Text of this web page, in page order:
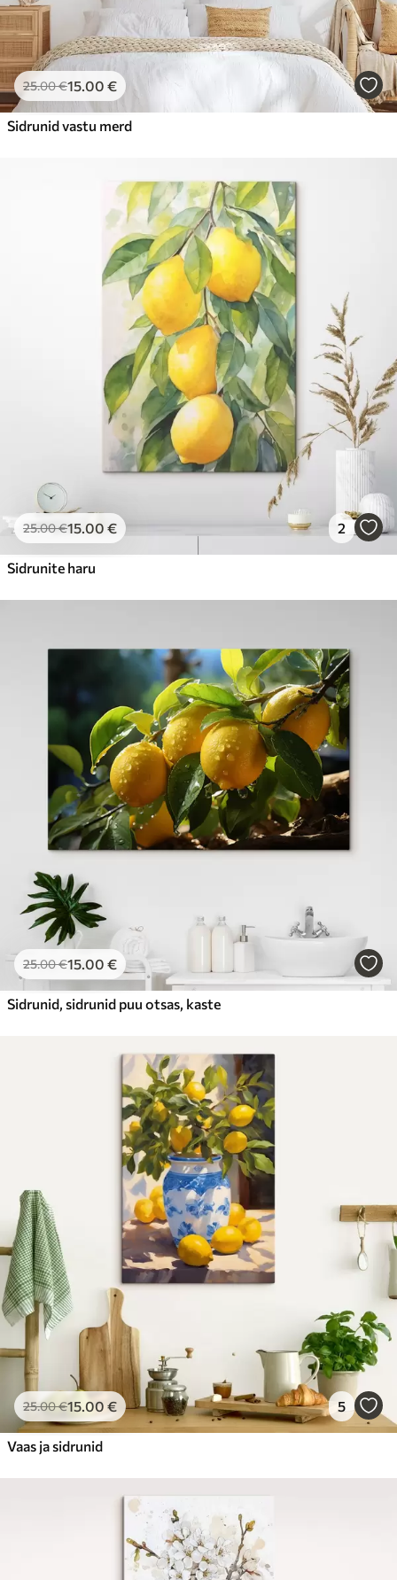
25.00€15.00 €
Sidrunid vastu merd
25.00€15.00 € 2
Sidrunite haru
25.00€15.00 €
Sidrunid, sidrunid puu otsas, kaste
25.00€15.00 € 5
Vaas ja sidrunid